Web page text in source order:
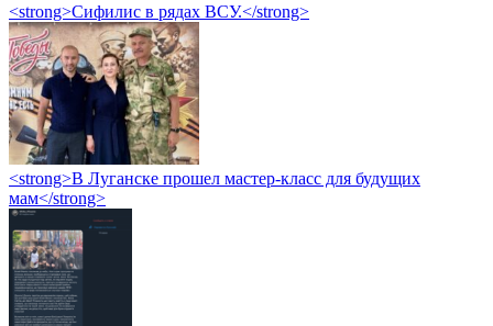
<strong>Сифилис в рядах ВСУ.</strong>
<strong>В Луганске прошел мастер-класс для будущих
мам</strong>